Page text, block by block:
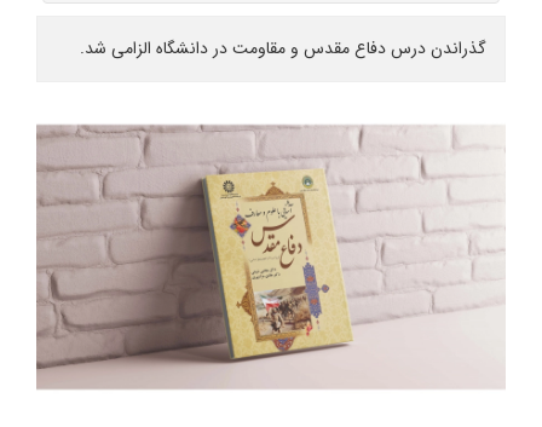
گذراندن درس دفاع مقدس و مقاومت در دانشگاه الزامی شد.